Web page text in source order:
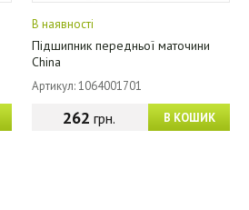
В наявності
Підшипник передньої маточини
China
Артикул: 1064001701
В КОШИК
262 грн.